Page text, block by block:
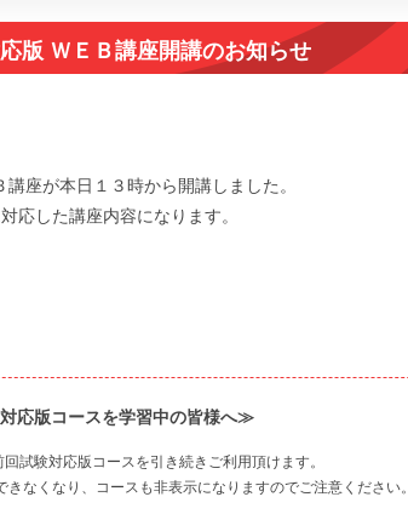
版 ＷＥＢ講座開講のお知らせ
講座が本日１３時から開講しました。
応した講座内容になります。
応版コースを学習中の皆様へ≫
試験対応版コースを引き続きご利用頂けます。
なくなり、コースも非表示になりますのでご注意ください。